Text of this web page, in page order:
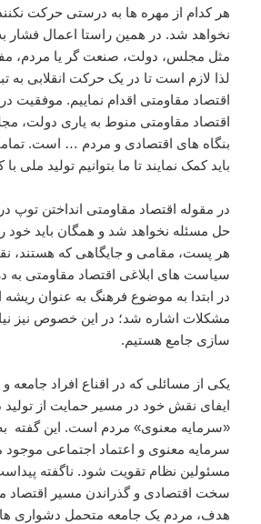
هر کدام از مهره ها به درستى حرکت
نخواهد شد. در همین راستا اعمال
مثل مجلس، دولت، صنعت گر یا مردم،
لذا لازم است تا در یک حرکت انقلابى به
اقتصاد مقاومتى اقدام نماییم.
اقتصاد مقاومتى منوط به یارى دولت،
بنگاه هاى اقتصادى و مردم … است.
باید کمک نمایند تا ما بتوانیم تولید ملى
در مقوله اقتصاد مقاومتى انداختن
حل مسئله نخواهد شد و همگان باید خود را
هر پست، مقامى و جایگاهى که هستند،
سیاست هاى ابلاغى اقتصاد مقاومتى به
در ابتدا به موضوع فرهنگ به عنوان
مشکلات اشاره شد؛ در این خصوص نیز
سازى جامع هستیم.
یکى از مسائلى که در اقناع افراد جامعه
ایفاى نقش خود در مسیر حمایت از
«سرمایه معنوى» مردم است. این گفته
سرمایه معنوى و اعتماد اجتماعى موجود
مسئولین نظام تقویت شود. ناگفته
سخت اقتصادى و گذراندن مسیر اقتصاد
هدف، مردم یک جامعه متحمل دشوارى